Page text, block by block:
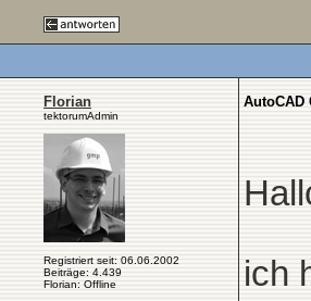
Florian
tektorumAdmin
Registriert seit: 06.06.2002
Beiträge: 4.439
Florian: Offline
AutoCAD
ich